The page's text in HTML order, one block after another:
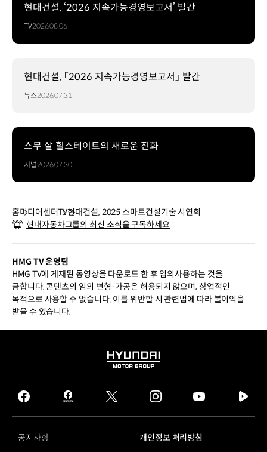
현대건설, ‘2026 지속가능경영보고서’ 발간
TV2026.08.06
현대건설, 「2026 지속가능경영보고서」 발간
뉴스2026.07.31
스무 살 힐스테이트의 새로운 진화
저널2026.07.30
홈미디어센터TV현대건설, 2025 스마트건설기술 시연회
현대자동차그룹의 최신 소식을 구독하세요
HMG TV 운영팀
HMG TV에 게재된 동영상을 다운로드 한 후 임의사용하는 것을
금합니다. 콘텐츠의 임의 변형·가공은 허용되지 않으며, 상업적인
목적으로 사용할 수 없습니다. 이를 위반할 시 관련법에 따라 불이익을
받을 수 있습니다.
HYUNDAI
GROUP
facebook
hmg
journal
twitter instagram
tv
공지사항
개인정보 처리방침